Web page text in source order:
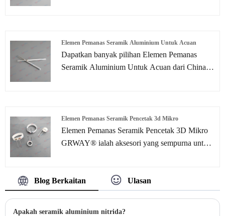
Pemanas Tiub Seramik Mini dengan lebih baik.
Elemen Pemanas Seramik Aluminium Untuk Acuan
Dapatkan banyak pilihan Elemen Pemanas
Seramik Aluminium Untuk Acuan dari China di
Elemen Pemanas Seramik Pencetak 3d Mikro
Elemen Pemanas Seramik Pencetak 3D Mikro
GRWAY® ialah aksesori yang sempurna untuk
anda dari dalam. Haba boleh dilaraskan ke
mana-mana tetapan yang anda inginkan. Ia
Blog Berkaitan Ulasan
Apakah seramik aluminium nitrida?